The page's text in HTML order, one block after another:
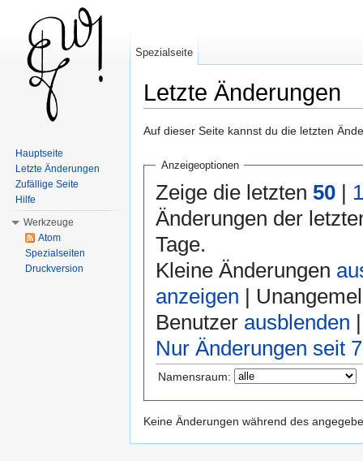
Letzte Änderungen
Auf dieser Seite kannst du die letzten
Anzeigeoptionen
Zeige die letzten 50 |
Änderungen der
Tage.
Kleine Änderungen
anzeigen |
Benutzer ausblenden
Nur Änderungen seit
Namensraum:
Keine Änderungen während des
Spezialseite
Hauptseite
Letzte Änderungen
Zufällige Seite
Hilfe
Werkzeuge
Atom
Spezialseiten
Druckversion